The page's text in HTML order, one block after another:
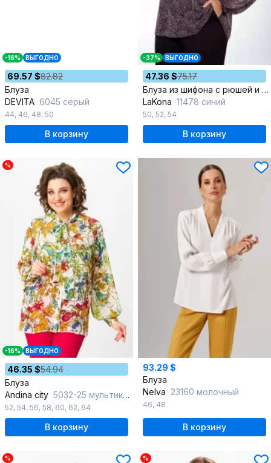
-16% ВЫГОДНО
69.57 $82.82
Блуза
DEVITA 6045 серый
44, 46, 48, 50
В корзину
-37% ВЫГОДНО
47.36 $75.17
Блуза из шифона с рюшей и сборками
LaKona 11478 синий
50, 52, 54
В корзину
%
-16% ВЫГОДНО
46.35 $54.94
Блуза
Andina city 5032-25 мультиколор
52, 54, 56, 58, 60, 62, 64
В корзину
93.29 $
Блуза
Nelva 23160 молочный
46, 48
В корзину
% %